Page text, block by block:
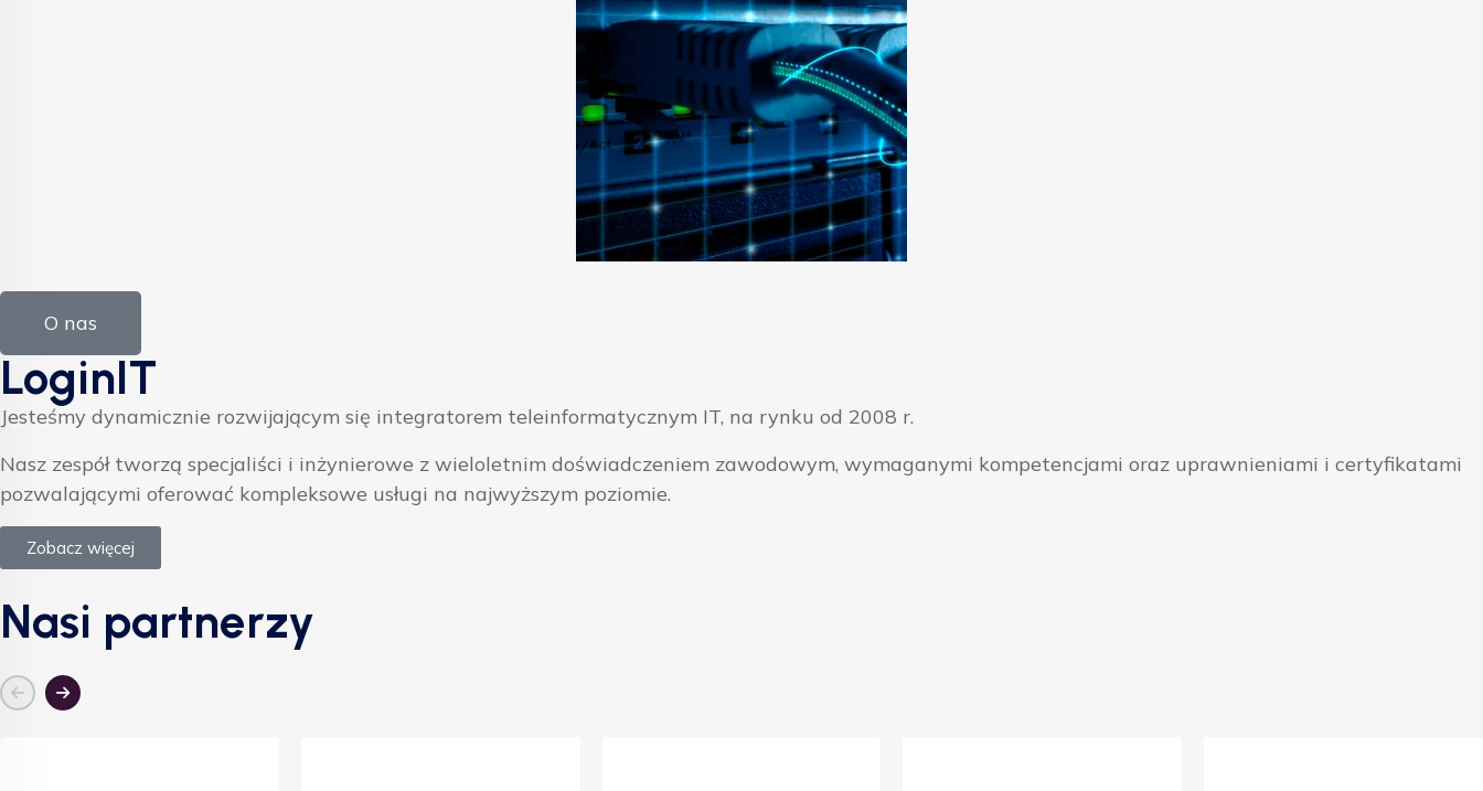
O nas
LoginIT
Jesteśmy dynamicznie rozwijającym się integratorem teleinformatycznym IT, na rynku od 2008 r.
Nasz zespół tworzą specjaliści i inżynierowe z wieloletnim doświadczeniem zawodowym, wymaganymi kompetencjami oraz uprawnieniami i certyfikatami
pozwalającymi oferować kompleksowe usługi na najwyższym poziomie.
Zobacz więcej
Nasi partnerzy